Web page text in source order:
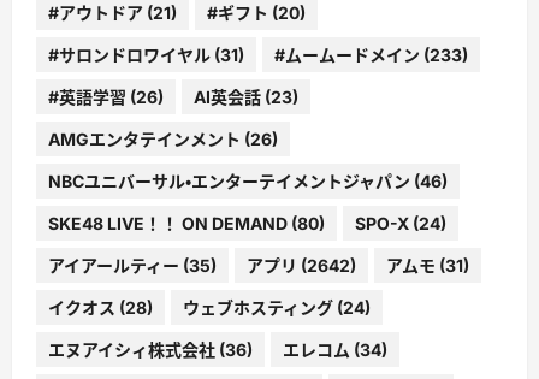
#アウトドア (21) #ギフト (20)
#サロンドロワイヤル (31) #ムームードメイン (233)
#英語学習 (26) AI英会話 (23)
AMGエンタテインメント (26)
NBCユニバーサル・エンターテイメントジャパン (46)
SKE48 LIVE！！ ON DEMAND (80) SPO-X (24)
アイアールティー (35) アプリ (2642) アムモ (31)
イクオス (28) ウェブホスティング (24)
エヌアイシィ株式会社 (36) エレコム (34)